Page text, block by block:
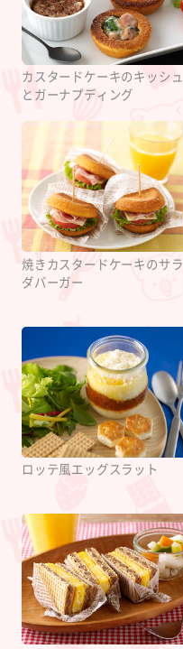
カスタードケーキのキッシュ
とガーナプディング
焼きカスタードケーキのサラ
ダバーガー
ロッテ風エッグスラット